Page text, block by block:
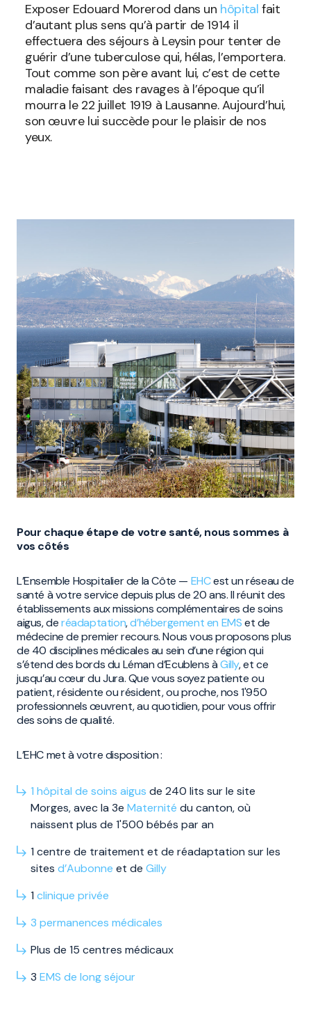
Exposer Edouard Morerod dans un hôpitalfait
d’autant plus sens qu’à partir de 1914 il
effectuera des séjours à Leysin pour tenter de
guérir d’une tuberculose qui, hélas, l’emportera.
Tout comme son père avant lui, c’est de cette
maladie faisant des ravages à l’époque qu’il
mourra le 22 juillet 1919 à Lausanne. Aujourd’hui,
son œuvre lui succède pour le plaisir de nos
yeux.
Pour chaque étape de votre santé, nous sommes à
vos côtés
L’Ensemble Hospitalier de la Côte — EHCest un réseau de
santé à votre service depuis plus de 20 ans. Il réunit des
établissements aux missions complémentaires de soins
aigus, deréadaptation,d’hébergement en EMSet de
médecine de premier recours. Nous vous proposons plus
de 40 disciplines médicales au sein d’une région qui
s’étend des bords du Léman d’Ecublens àGilly, et ce
jusqu’au cœur du Jura. Que vous soyez patiente ou
patient, résidente ou résident, ou proche, nos 1'950
professionnels œuvrent, au quotidien, pour vous offrir
des soins de qualité.
L’EHC met à votre disposition :
1 hôpital de soins aigus de 240 lits sur le site
Morges, avec la 3e Maternité du canton, où
naissent plus de 1'500 bébés par an
1 centre de traitement et de réadaptation sur les
sites d’Aubonne et de Gilly
1 clinique privée
3 permanences médicales
Plus de 15 centres médicaux
3 EMS de longséjour